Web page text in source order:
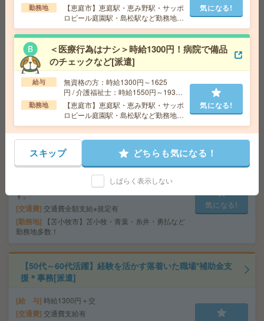
【チカホ直結】大人気！週4日勤務＊時短勤務＊事務的軽
作業[派遣]
給 与 時給1300円
交通費 交通費支給
勤務地 北海道 札幌市中央区 「大通駅」 徒歩 4分,
「さっぽろ駅」 徒歩 5分
気になる!
【フルタイムじゃ働けない！という方へ】週3や時短もO
K＊ケアスタッフ[派遣]
給 与 無資格未経験：時給1300円～ 経験者：時給
1350円～★日払い／週払い制度あり（月払いも選べま
す）※稼働開始時は手続き完了次第のお支払いとなりま
す。
交通費 交通費全額支給※規定有
勤務地
【苫小牧市】苫小牧・青葉・糸井・勇払など
勤務地多数！
気になる!
【50代～60代活躍】経験を活かす落着いた職場*補助金支
援＊事務[派遣]
給 与 時給1300円＋交
交通費 交通費支給有
円 / 初任者以上：時給1450円～1812
円
勤務地
【恵庭市】恵庭駅・恵み野駅・サッポ
ロビール庭園駅・島松駅など勤務地多
数！
気になる!
＜医療行為はナシ＞時給1300円！病院で備品
のチェックなど[派遣]
給与
無資格の方：時給1300円～1625
円 / 介護福祉士：時給1550円～1937
円 / 初任者以上：時給1450円～1812
円
勤務地
【恵庭市】恵庭駅・恵み野駅・サッポ
ロビール庭園駅・島松駅など勤務地多
数！
気になる!
スキップ どちらも気になる！
しばらく表示しない